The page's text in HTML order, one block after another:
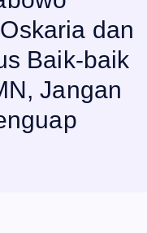
dan
Baik-baik
Jangan